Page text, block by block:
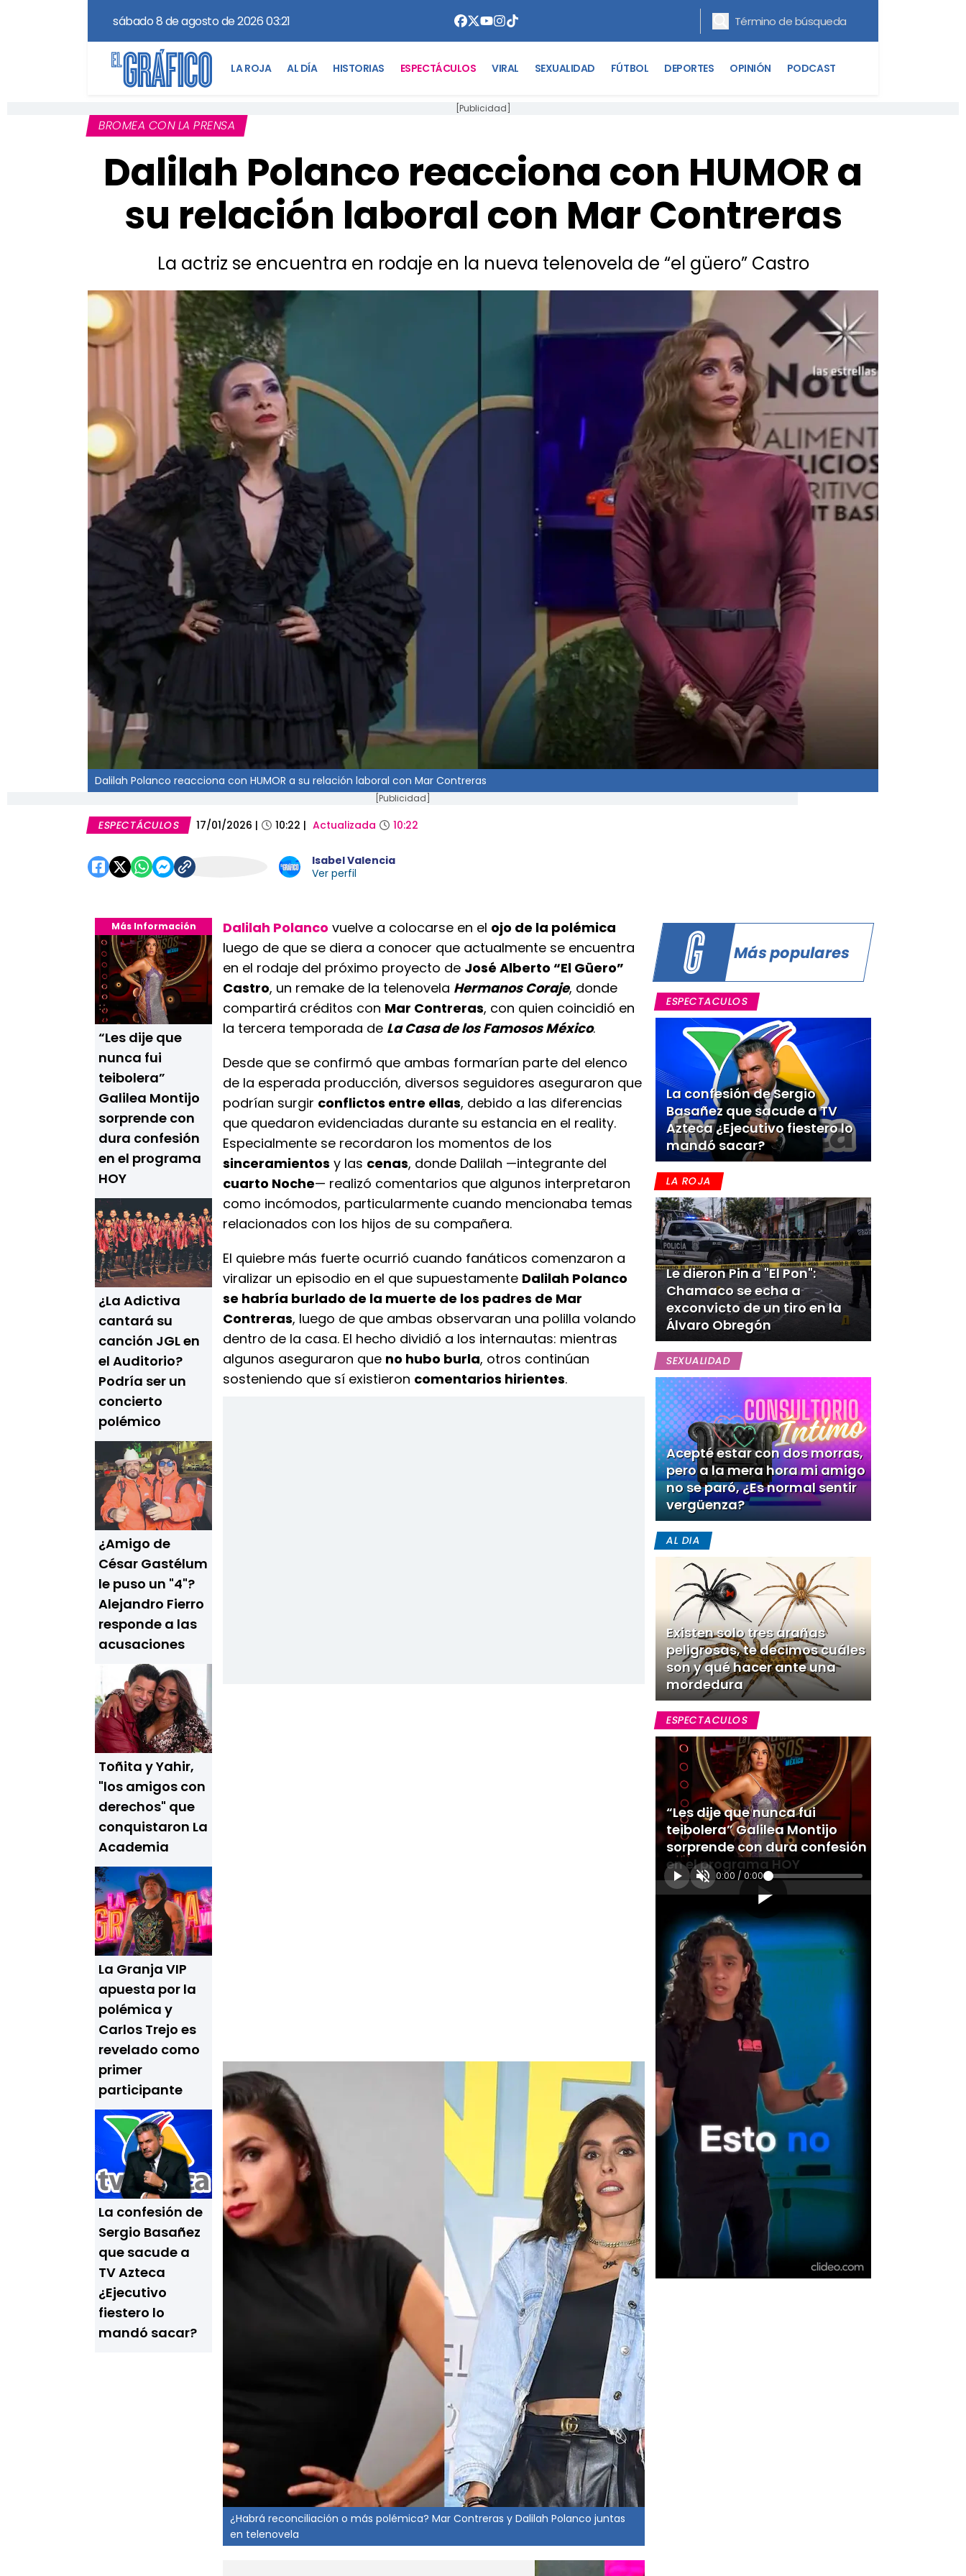
sábado 8 de agosto de 2026 03:21
LA ROJA AL DÍA HISTORIAS ESPECTÁCULOS VIRAL SEXUALIDAD FÚTBOL DEPORTES OPINIÓN PODCAST
[Publicidad]
BROMEA CON LA PRENSA
Dalilah Polanco reacciona con HUMOR a
su relación laboral con Mar Contreras
La actriz se encuentra en rodaje en la nueva telenovela de “el güero” Castro
Dalilah Polanco reacciona con HUMOR a su relación laboral con Mar Contreras
[Publicidad]
ESPECTÁCULOS 17/01/2026 | 10:22 | Actualizada 10:22
Isabel Valencia
Ver perfil
Más Información
“Les dije que
nunca fui
teibolera”
Galilea Montijo
sorprende con
dura confesión
en el programa
HOY
¿La Adictiva
cantará su
canción JGL en
el Auditorio?
Podría ser un
concierto
polémico
¿Amigo de
César Gastélum
le puso un "4"?
Alejandro Fierro
responde a las
acusaciones
Toñita y Yahir,
"los amigos con
derechos" que
conquistaron La
Academia
La Granja VIP
apuesta por la
polémica y
Carlos Trejo es
revelado como
primer
participante
La confesión de
Sergio Basañez
que sacude a
TV Azteca
¿Ejecutivo
fiestero lo
mandó sacar?
Dalilah Polanco vuelve a colocarse en el ojo de la polémica
luego de que se diera a conocer que actualmente se encuentra
en el rodaje del próximo proyecto de José Alberto “El Güero”
Castro, un remake de la telenovela Hermanos Coraje, donde
compartirá créditos con Mar Contreras, con quien coincidió en
la tercera temporada de La Casa de los Famosos México.
Desde que se confirmó que ambas formarían parte del elenco
de la esperada producción, diversos seguidores aseguraron que
podrían surgir conflictos entre ellas, debido a las diferencias
que quedaron evidenciadas durante su estancia en el reality.
Especialmente se recordaron los momentos de los
sinceramientos y las cenas, donde Dalilah —integrante del
cuarto Noche— realizó comentarios que algunos interpretaron
como incómodos, particularmente cuando mencionaba temas
relacionados con los hijos de su compañera.
El quiebre más fuerte ocurrió cuando fanáticos comenzaron a
viralizar un episodio en el que supuestamente Dalilah Polanco
se habría burlado de la muerte de los padres de Mar
Contreras, luego de que ambas observaran una polilla volando
dentro de la casa. El hecho dividió a los internautas: mientras
algunos aseguraron que no hubo burla, otros continúan
sosteniendo que sí existieron comentarios hirientes.
¿Habrá reconciliación o más polémica? Mar Contreras y Dalilah Polanco juntas
en telenovela
Más populares
ESPECTACULOS
La confesión de Sergio
Basañez que sacude a TV
Azteca ¿Ejecutivo fiestero lo
mandó sacar?
LA ROJA
Le dieron Pin a "El Pon":
Chamaco se echa a
exconvicto de un tiro en la
Álvaro Obregón
SEXUALIDAD
Acepté estar con dos morras,
pero a la mera hora mi amigo
no se paró, ¿Es normal sentir
vergüenza?
AL DIA
Existen solo tres arañas
peligrosas, te decimos cuáles
son y qué hacer ante una
mordedura
ESPECTACULOS
“Les dije que nunca fui
teibolera” Galilea Montijo
sorprende con dura confesión
en el programa HOY
0:00 / 0:00
[Publicidad]